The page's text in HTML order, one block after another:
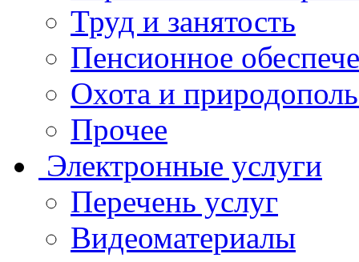
Труд и занятость
Пенсионное
Охота и
Прочее
Электронные услуги
Перечень услуг
Видеоматериалы